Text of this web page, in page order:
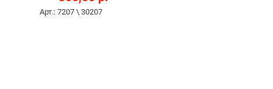
Арт.: 7207 \ 30207